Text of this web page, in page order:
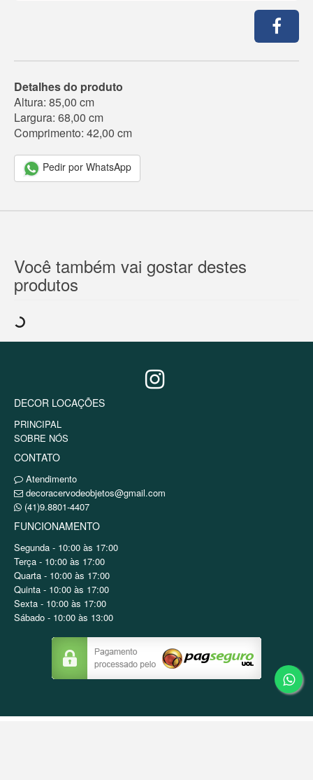
Detalhes do produto
Altura: 85,00 cm
Largura: 68,00 cm
Comprimento: 42,00 cm
Pedir por WhatsApp
Você também vai gostar destes
produtos
DECOR LOCAÇÕES
PRINCIPAL
SOBRE NÓS
CONTATO
Atendimento
decoracervodeobjetos@gmail.com
(41)9.8801-4407
FUNCIONAMENTO
Segunda - 10:00 às 17:00
Terça - 10:00 às 17:00
Quarta - 10:00 às 17:00
Quinta - 10:00 às 17:00
Sexta - 10:00 às 17:00
Sábado - 10:00 às 13:00